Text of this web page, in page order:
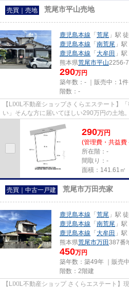
売買｜売地 荒尾市平山売地
鹿児島本線 「 荒尾 」駅
鹿児島本線 「 南荒尾 」
鹿児島本線 「 大牟田 」
熊本県荒尾市平山2256-
290万円
築年数：- ｜販売中： 1件
階数：-
【LIXIL不動産ショップさくらエステート】
い」そんな方に届いてほしい290万円の土地
290万円
(管理費・共益費
所在階：-
間取り：-
面積：141.61㎡
売買｜中古一戸建 荒尾市万田売家
鹿児島本線 「 荒尾 」駅
鹿児島本線 「 南荒尾 」
鹿児島本線 「 大牟田 」
熊本県荒尾市万田387番
450万円
築年数：築49年 ｜販売中
階数：2階建
【LIXIL不動産ショップ さくらエステート】